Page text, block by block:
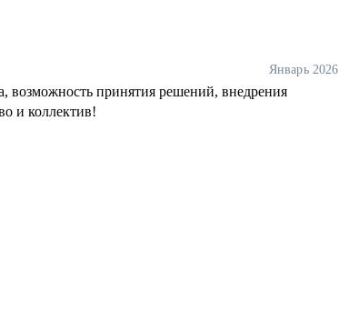
Январь 2026
возможность принятия решений, внедрения
и коллектив!